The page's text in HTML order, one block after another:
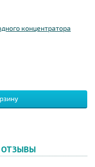
концентратора